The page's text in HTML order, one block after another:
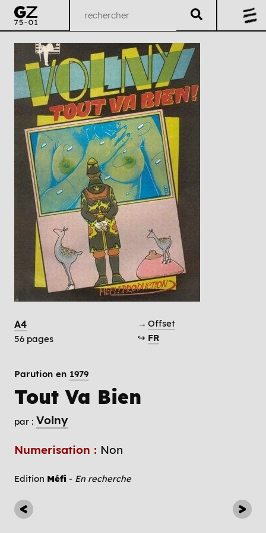
A4
56 pages
→ Offset
↪ FR
Parution en 1979
Tout Va Bien
par : Volny
Numerisation : Non
Edition Méfi - En recherche